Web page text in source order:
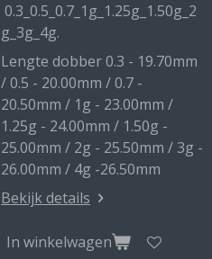
0.3_0.5_0.7_1g_1.25g_1.50g_2
g_3g_4g.
Lengte dobber 0.3 - 19.70mm
/ 0.5 - 20.00mm / 0.7 -
20.50mm / 1g - 23.00mm /
1.25g - 24.00mm / 1.50g -
25.00mm / 2g - 25.50mm / 3g -
26.00mm / 4g -26.50mm
Bekijk details
In winkelwagen